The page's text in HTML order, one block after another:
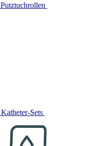
Putztuchrollen
Katheter-Sets